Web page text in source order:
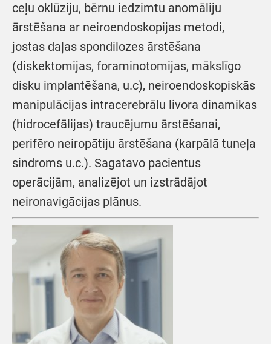
ceļu oklūziju, bērnu iedzimtu anomāliju
ārstēšana ar neiroendoskopijas metodi,
jostas daļas spondilozes ārstēšana
(diskektomijas, foraminotomijas, mākslīgo
disku implantēšana, u.c), neiroendoskopiskās
manipulācijas intracerebrālu livora dinamikas
(hidrocefālijas) traucējumu ārstēšanai,
perifēro neiropātiju ārstēšana (karpālā tuneļa
sindroms u.c.). Sagatavo pacientus
operācijām, analizējot un izstrādājot
neironavigācijas plānus.